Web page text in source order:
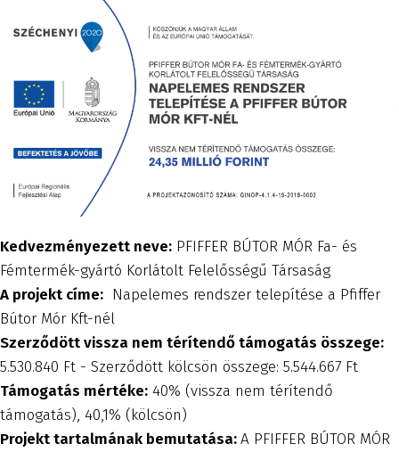
Kedvezményezett neve: PFIFFER BÚTOR MÓR Fa- és
Fémtermék-gyártó Korlátolt Felelősségű Társaság
A projekt címe: Napelemes rendszer telepítése a Pfiffer
Bútor Mór Kft-nél
Szerződött vissza nem térítendő támogatás összege:
5.530.840 Ft - Szerződött kölcsön összege: 5.544.667 Ft
Támogatás mértéke: 40% (vissza nem térítendő
támogatás), 40,1% (kölcsön)
Projekt tartalmának bemutatása:A PFIFFER BÚTOR MÓR